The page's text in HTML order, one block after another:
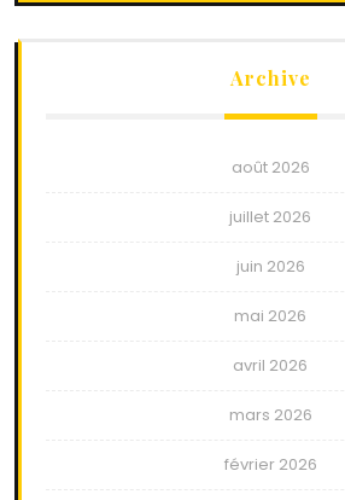
Archive
août 2026
juillet 2026
juin 2026
mai 2026
avril 2026
mars 2026
février 2026